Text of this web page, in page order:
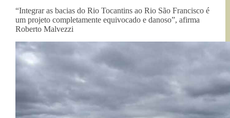
“Integrar as bacias do Rio Tocantins ao Rio São Francisco é
um projeto completamente equivocado e danoso”, afirma
Roberto Malvezzi